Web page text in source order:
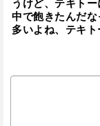
うけど、テキト
中で飽きたんだな
多いよね、テキト